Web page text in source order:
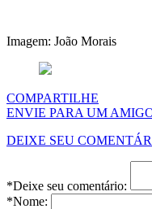
Imagem: João Morais
COMPARTILHE
ENVIE PARA UM
DEIXE SEU
*Deixe seu comentário:
*Nome: